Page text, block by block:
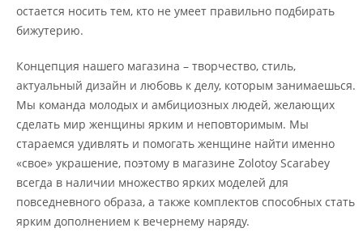
остается носить тем, кто не умеет правильно подбирать
бижутерию.
Концепция нашего магазина – творчество, стиль,
актуальный дизайн и любовь к делу, которым занимаешься.
Мы команда молодых и амбициозных людей, желающих
сделать мир женщины ярким и неповторимым. Мы
стараемся удивлять и помогать женщине найти именно
«свое» украшение, поэтому в магазине Zolotoy Scarabey
всегда в наличии множество ярких моделей для
повседневного образа, а также комплектов способных стать
ярким дополнением к вечернему наряду.